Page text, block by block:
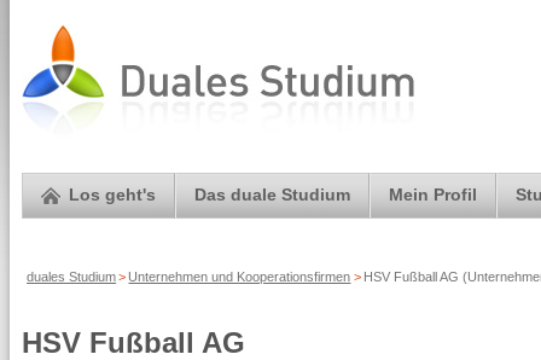
Los geht's Das duale Studium Mein Profil
duales Studium> Unternehmen und Kooperationsfirmen > HSV Fußball AG
HSV Fußball AG